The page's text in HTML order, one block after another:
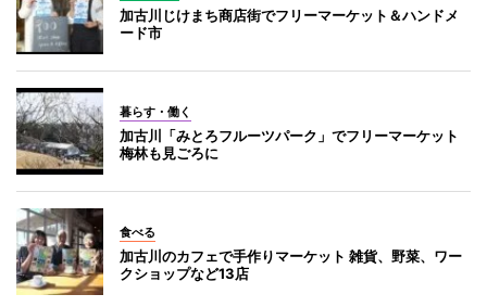
加古川じけまち商店街でフリーマーケット＆ハンドメ
ード市
暮らす・働く
加古川「みとろフルーツパーク」でフリーマーケット
梅林も見ごろに
食べる
加古川のカフェで手作りマーケット 雑貨、野菜、ワー
クショップなど13店